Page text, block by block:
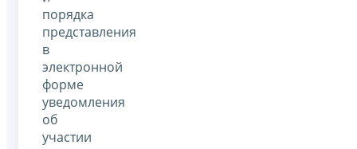
порядка
представления
в
электронной
форме
уведомления
об
участии